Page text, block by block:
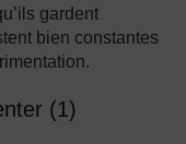
gardent
bien constantes
(1)